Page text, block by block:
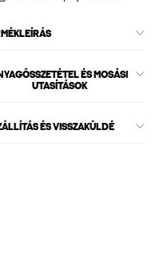
ÉS MOSÁSI
UTASÍTÁSOK
ÉS VISSZAKÜLDÉ